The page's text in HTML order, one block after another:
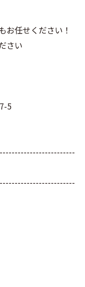
お任せください！
さい
5